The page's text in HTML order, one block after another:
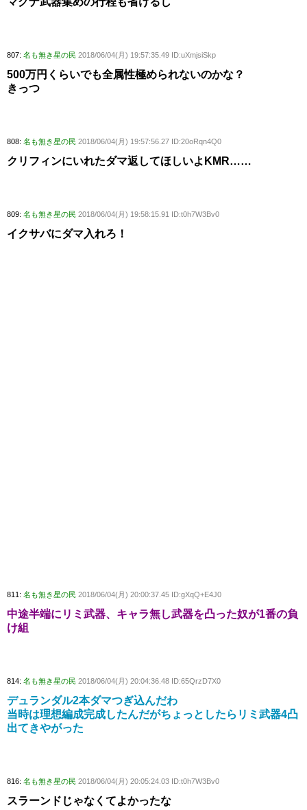
807: 名も無き星の民 2018/06/04(月) 19:57:35.49 ID:uXmjsiSkp
500万円くらいでも全属性極められないのかな？
きっつ
808: 名も無き星の民 2018/06/04(月) 19:57:56.27 ID:20oRqn4Q0
クリフィンにいれたダマ返してほしいよKMR……
809: 名も無き星の民 2018/06/04(月) 19:58:15.91 ID:t0h7W3Bv0
イクサバにダマ入れろ！
811: 名も無き星の民 2018/06/04(月) 20:00:37.45 ID:gXqQ+E4J0
中途半端にリミ武器、キャラ無し武器を凸った奴が1番の負
け組
814: 名も無き星の民 2018/06/04(月) 20:04:36.48 ID:65QrzD7X0
デュランダル2本ダマつぎ込んだわ
当時は理想編成完成したんだがちょっとしたらリミ武器4凸
出てきやがった
816: 名も無き星の民 2018/06/04(月) 20:05:24.03 ID:t0h7W3Bv0
スラーンドじゃなくてよかったな